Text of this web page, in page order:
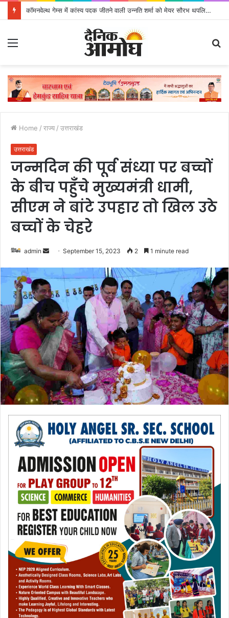
कॉमनवेल्थ गेम्स में कांस्य पदक जीतने वाली उन्नति शर्मा को मेयर सौरभ थपलियाल ने किया सम्मानित
Home / राज्य / उत्तराखंड
उत्तराखंड
जन्मदिन की पूर्व संध्या पर बच्चों
के बीच पहुँचे मुख्यमंत्री धामी,
सीएम ने बांटे उपहार तो खिल उठे
बच्चों के चेहरे
admin
d
a
n
e
m
a
i
l
September 15, 2023 2 1 minute read